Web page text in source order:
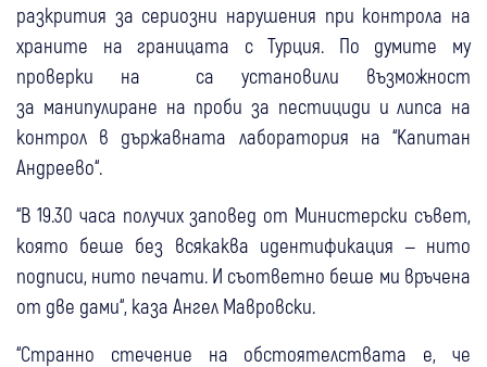
разкрития за сериозни нарушения при контрола на
храните на границата с Турция. По думите му
проверки на са установили възможност
за манипулиране на проби за пестициди и липса на
контрол в държавната лаборатория на “Капитан
Андреево“.
“В 19.30 часа получих заповед от Министерски съвет,
която беше без всякаква идентификация — нито
подписи, нито печати. И съответно беше ми връчена
от две дами“, каза Ангел Мавровски.
“Странно стечение на обстоятелствата е, че